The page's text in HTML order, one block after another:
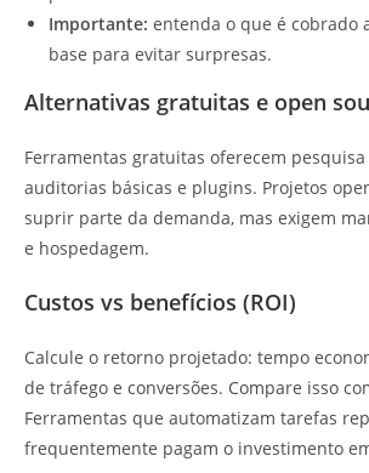
Importante: entenda o que é cobrado
base para evitar surpresas.
Alternativas gratuitas e open
Ferramentas gratuitas oferecem
auditorias básicas e plugins. Projetos
suprir parte da demanda, mas exigem
e hospedagem.
Custos vs benefícios (ROI)
Calcule o retorno projetado: tempo
de tráfego e conversões. Compare isso
Ferramentas que automatizam tarefas
frequentemente pagam o investimento